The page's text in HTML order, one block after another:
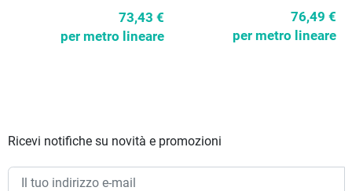
73,43 €
per metro lineare
76,49 €
per metro lineare
Ricevi notifiche su novità e promozioni